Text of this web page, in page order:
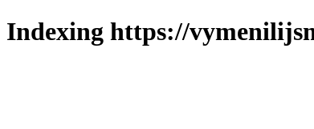
Indexing https://